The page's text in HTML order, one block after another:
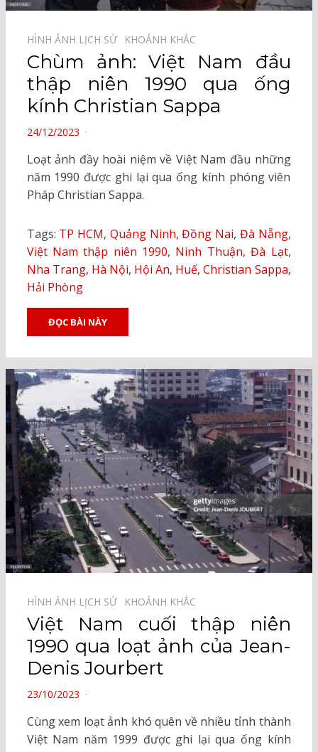
HÌNH ẢNH LỊCH SỬ⠀ KHOẢNH KHẮC⠀
Chùm ảnh: Việt Nam đầu
thập niên 1990 qua ống
kính Christian Sappa
POSTED
24/12/2023
Loạt ảnh đầy hoài niệm về Việt Nam đầu những
năm 1990 được ghi lại qua ống kính phóng viên
Pháp Christian Sappa.
Tags: TP HCM, Quảng Ninh,Đồng Nai, Đà Nẵng,
Việt Nam thập niên 1990, Ninh Thuận,Đà Lạt,
Nha Trang, Hà Nội, Hội An, Huế,Christian Sappa,
Hải Phòng
ĐỌC BÀI NÀY
HÌNH ẢNH LỊCH SỬ⠀ KHOẢNH KHẮC⠀
Việt Nam cuối thập niên
1990 qua loạt ảnh của Jean-
Denis Jourbert
POSTED
23/10/2023
Cùng xem loạt ảnh khó quên về nhiều tỉnh thành
Việt Nam năm 1999 được ghi lại qua ống kính